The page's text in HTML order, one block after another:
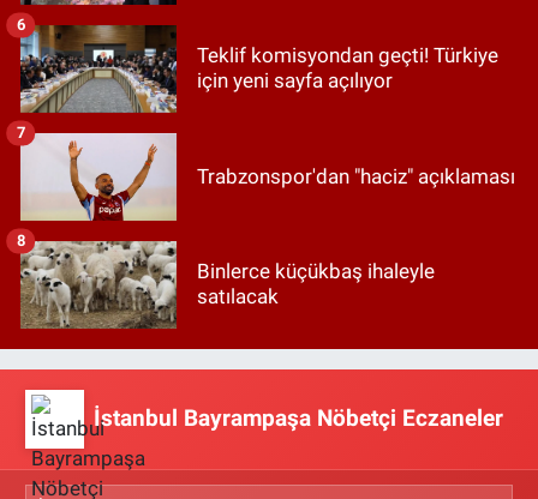
Teklif komisyondan geçti! Türkiye
için yeni sayfa açılıyor
6
Trabzonspor'dan "haciz" açıklaması
7
Binlerce küçükbaş ihaleyle
satılacak
8
İstanbul Bayrampaşa Nöbetçi Eczaneler